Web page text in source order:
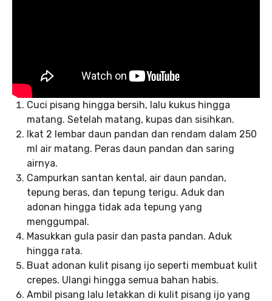
Cuci pisang hingga bersih, lalu kukus hingga
matang. Setelah matang, kupas dan sisihkan.
Ikat 2 lembar daun pandan dan rendam dalam 250
ml air matang. Peras daun pandan dan saring
airnya.
Campurkan santan kental, air daun pandan,
tepung beras, dan tepung terigu. Aduk dan
adonan hingga tidak ada tepung yang
menggumpal.
Masukkan gula pasir dan pasta pandan. Aduk
hingga rata.
Buat adonan kulit pisang ijo seperti membuat kulit
crepes. Ulangi hingga semua bahan habis.
Ambil pisang lalu letakkan di kulit pisang ijo yang